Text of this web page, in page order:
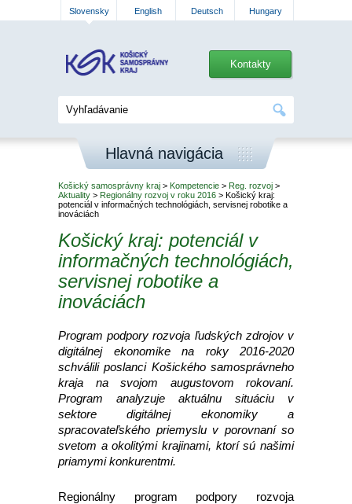
Slovensky English Deutsch Hungary
Kontakty
Hlavná navigácia
Košický samosprávny kraj > Kompetencie > Reg. rozvoj >
Aktuality > Regionálny rozvoj v roku 2016 > Košický kraj:
potenciál v informačných technológiách, servisnej robotike a
inováciách
Košický kraj: potenciál v
informačných technológiách,
servisnej robotike a
inováciách
Program podpory rozvoja ľudských zdrojov v
digitálnej ekonomike na roky 2016-2020
schválili poslanci Košického samosprávneho
kraja na svojom augustovom rokovaní.
Program analyzuje aktuálnu situáciu v
sektore digitálnej ekonomiky a
spracovateľského priemyslu v porovnaní so
svetom a okolitými krajinami, ktorí sú našimi
priamymi konkurentmi.
Regionálny program podpory rozvoja